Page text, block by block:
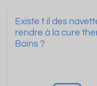
Existe t il des
rendre à la cure
Bains ?